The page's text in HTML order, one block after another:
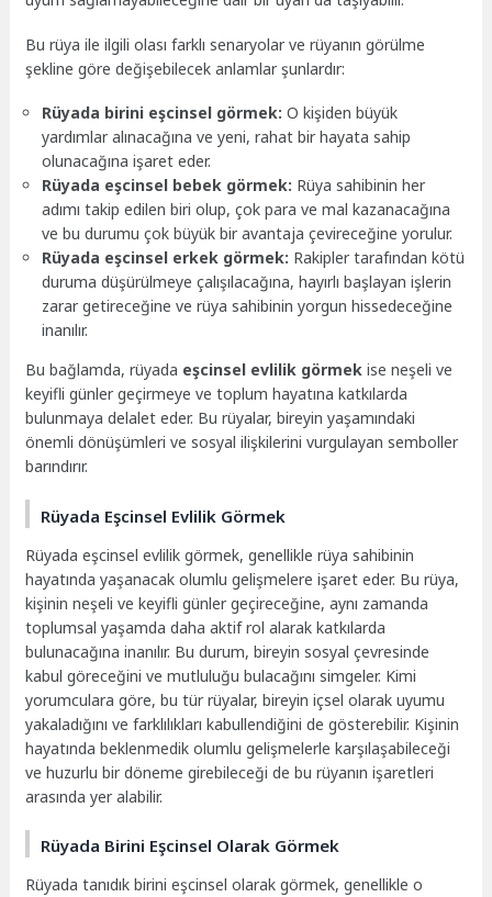
Bu rüya ile ilgili olası farklı senaryolar ve rüyanın görülme
şekline göre değişebilecek anlamlar şunlardır:
Rüyada birini eşcinsel görmek: O kişiden büyük
yardımlar alınacağına ve yeni, rahat bir hayata sahip
olunacağına işaret eder.
Rüyada eşcinsel bebek görmek: Rüya sahibinin her
adımı takip edilen biri olup, çok para ve mal kazanacağına
ve bu durumu çok büyük bir avantaja çevireceğine yorulur.
Rüyada eşcinsel erkek görmek: Rakipler tarafından kötü
duruma düşürülmeye çalışılacağına, hayırlı başlayan işlerin
zarar getireceğine ve rüya sahibinin yorgun hissedeceğine
inanılır.
Bu bağlamda, rüyada eşcinsel evlilik görmek ise neşeli ve
keyifli günler geçirmeye ve toplum hayatına katkılarda
bulunmaya delalet eder. Bu rüyalar, bireyin yaşamındaki
önemli dönüşümleri ve sosyal ilişkilerini vurgulayan semboller
barındırır.
Rüyada Eşcinsel Evlilik Görmek
Rüyada eşcinsel evlilik görmek, genellikle rüya sahibinin
hayatında yaşanacak olumlu gelişmelere işaret eder. Bu rüya,
kişinin neşeli ve keyifli günler geçireceğine, aynı zamanda
toplumsal yaşamda daha aktif rol alarak katkılarda
bulunacağına inanılır. Bu durum, bireyin sosyal çevresinde
kabul göreceğini ve mutluluğu bulacağını simgeler. Kimi
yorumculara göre, bu tür rüyalar, bireyin içsel olarak uyumu
yakaladığını ve farklılıkları kabullendiğini de gösterebilir. Kişinin
hayatında beklenmedik olumlu gelişmelerle karşılaşabileceği
ve huzurlu bir döneme girebileceği de bu rüyanın işaretleri
arasında yer alabilir.
Rüyada Birini Eşcinsel Olarak Görmek
Rüyada tanıdık birini eşcinsel olarak görmek, genellikle o